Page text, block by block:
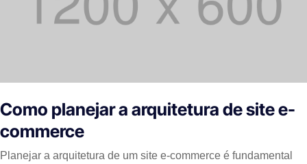
Como planejar a arquitetura de site e-
commerce
Planejar a arquitetura de um site e-commerce é fundamental